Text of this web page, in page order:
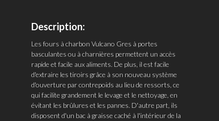
Description:
Les fours à charbon Vulcano Gres à portes
basculantes ou à charnières permettent un accès
rapide et facile aux aliments. De plus, il est facile
d'extraire les tiroirs grâce à son nouveau système
d'ouverture par contrepoids au lieu de ressorts, ce
qui facilite grandement le levage et le nettoyage, en
évitant les brûlures et les pannes. D'autre part, ils
disposent d'un bac à graisse caché à l'intérieur de la